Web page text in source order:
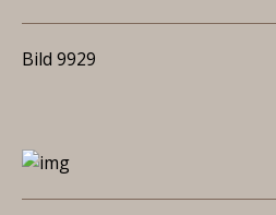
Bild 9929